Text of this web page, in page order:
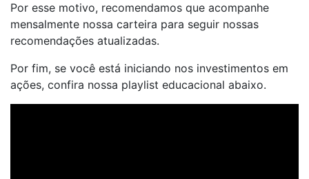
Por esse motivo, recomendamos que acompanhe
mensalmente nossa carteira para seguir nossas
recomendações atualizadas.
Por fim, se você está iniciando nos investimentos em
ações, confira nossa playlist educacional abaixo.